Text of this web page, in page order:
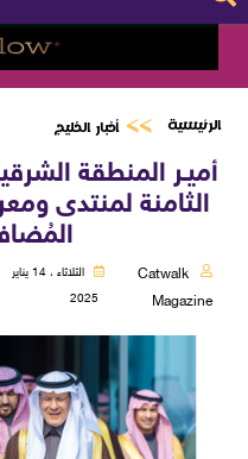
الرئيسية أخبار الخليج
أميـر المنطقة
الثامنة لمنتدى
Catwalk
Magazine
الثلاثاء ، 14 يناير
2025